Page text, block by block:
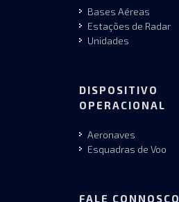
Bases Aéreas
Estações de Radar
Unidades
DISPOSITIVO
OPERACIONAL
Aeronaves
Esquadras de Voo
FALE CONNOSCO